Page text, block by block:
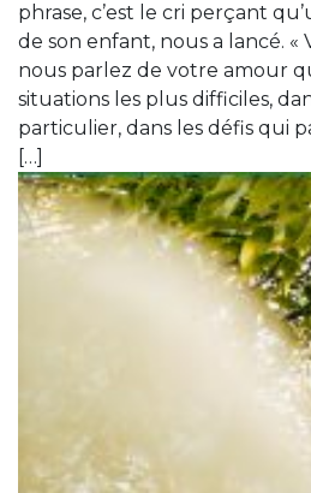
phrase, c’est le cri perçant
de son enfant, nous a lancé. «
nous parlez de votre amour
situations les plus difficiles,
particulier, dans les défis qui
[…]